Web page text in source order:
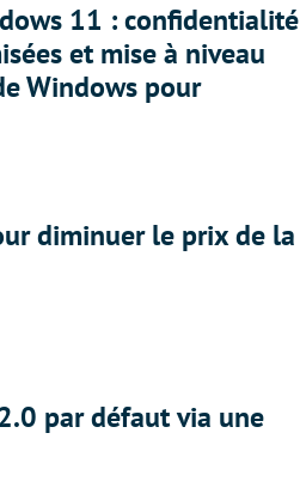
11 : confidentialité
et mise à niveau
Windows pour
diminuer le prix de la
par défaut via une